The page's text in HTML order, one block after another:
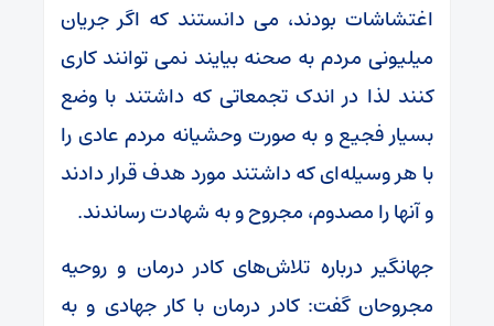
اغتشاشات بودند، می دانستند که اگر جریان
میلیونی مردم به صحنه بیایند نمی توانند کاری
کنند لذا در اندک تجمعاتی که داشتند با وضع
بسیار فجیع و به صورت وحشیانه مردم عادی را
با هر وسیله‌ای که داشتند مورد هدف قرار دادند
و آنها را مصدوم، مجروح و به شهادت رساندند.
جهانگیر درباره تلاش‌های کادر درمان و روحیه
مجروحان گفت: کادر درمان با کار جهادی و به